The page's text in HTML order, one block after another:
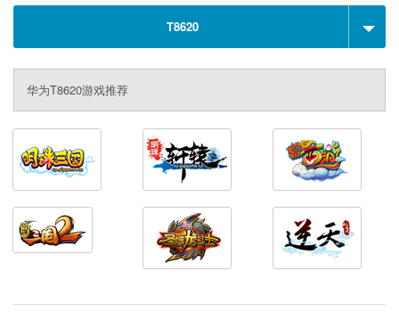
T8620
华为T8620游戏推荐